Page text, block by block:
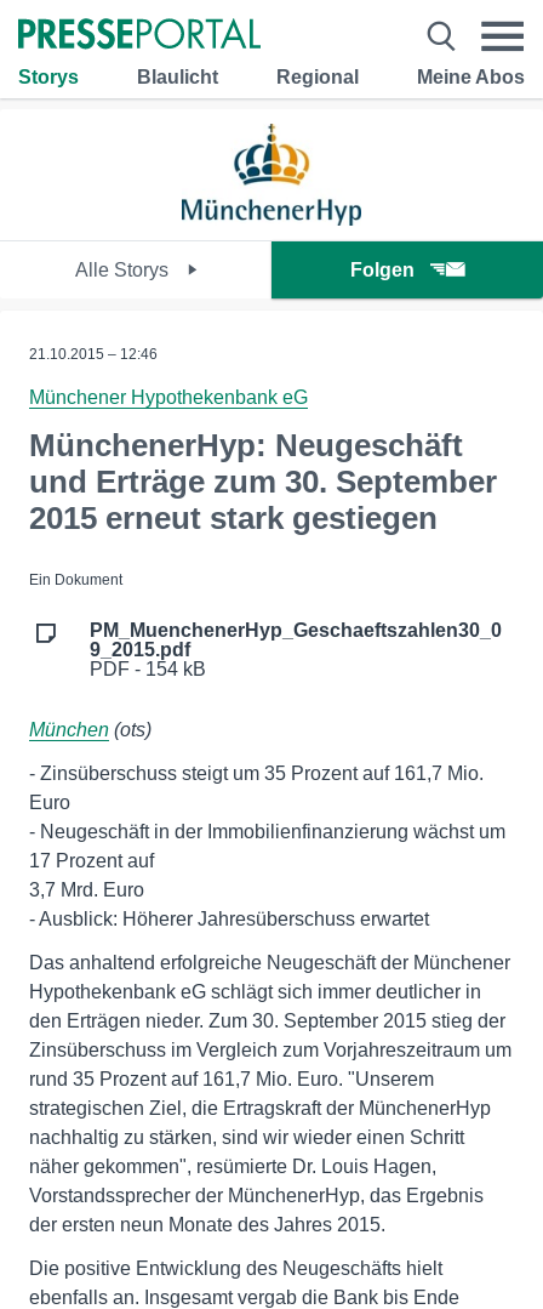
Storys Blaulicht Regional Meine Abos
Alle Storys Folgen
21.10.2015 – 12:46
Münchener Hypothekenbank eG
MünchenerHyp: Neugeschäft
und Erträge zum 30. September
2015 erneut stark gestiegen
Ein Dokument
PM_MuenchenerHyp_Geschaeftszahlen30_0
9_2015.pdf
PDF - 154 kB
München (ots)
- Zinsüberschuss steigt um 35 Prozent auf 161,7 Mio.
Euro
- Neugeschäft in der Immobilienfinanzierung wächst um
17 Prozent auf
3,7 Mrd. Euro
- Ausblick: Höherer Jahresüberschuss erwartet
Das anhaltend erfolgreiche Neugeschäft der Münchener
Hypothekenbank eG schlägt sich immer deutlicher in
den Erträgen nieder. Zum 30. September 2015 stieg der
Zinsüberschuss im Vergleich zum Vorjahreszeitraum um
rund 35 Prozent auf 161,7 Mio. Euro. "Unserem
strategischen Ziel, die Ertragskraft der MünchenerHyp
nachhaltig zu stärken, sind wir wieder einen Schritt
näher gekommen", resümierte Dr. Louis Hagen,
Vorstandssprecher der MünchenerHyp, das Ergebnis
der ersten neun Monate des Jahres 2015.
Die positive Entwicklung des Neugeschäfts hielt
ebenfalls an. Insgesamt vergab die Bank bis Ende